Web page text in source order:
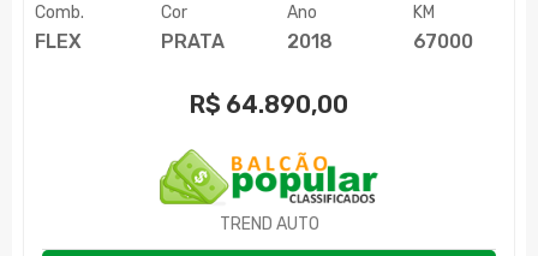
Comb.
FLEX
Cor
PRATA
Ano
2018
KM
67000
R$ 64.890,00
TREND AUTO